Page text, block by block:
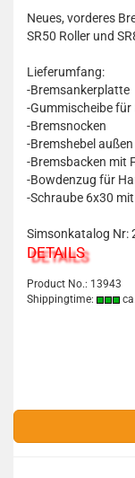
Neues, vorderes
SR50 Roller und
Lieferumfang:
-Bremsankerplatte
-Gummischeibe für
-Bremsnocken
-Bremshebel außen
-Bremsbacken mit
-Bowdenzug für
-Schraube 6x30
Simsonkatalog Nr:
DETAILS
Product No.: 13943
Shippingtime: